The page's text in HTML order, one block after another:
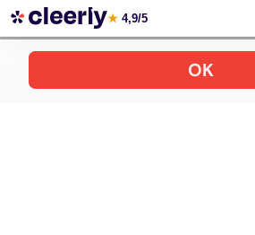
Votre simulation gratuite et personnalisée
★ 4,9/5